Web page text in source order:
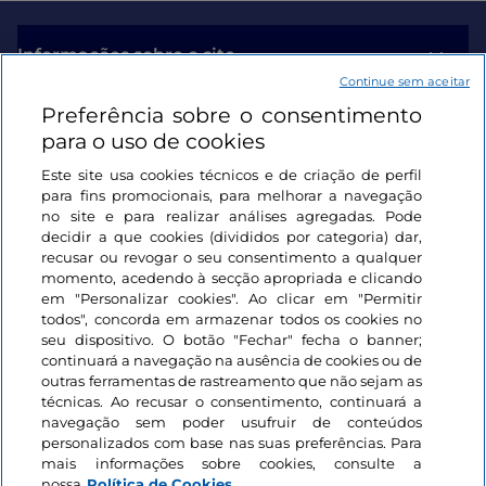
Informações sobre o site
Ligações úteis
Iniciar sessão
Mantenha-se em contacto
Preferência sobre o consentimento
para o uso de cookies
Este site usa cookies técnicos e de criação de perfil
para fins promocionais, para melhorar a navegação
no site e para realizar análises agregadas. Pode
decidir a que cookies (divididos por categoria) dar,
recusar ou revogar o seu consentimento a qualquer
momento, acedendo à secção apropriada e clicando
em "Personalizar cookies". Ao clicar em "Permitir
todos", concorda em armazenar todos os cookies no
seu dispositivo. O botão "Fechar" fecha o banner;
continuará a navegação na ausência de cookies ou de
outras ferramentas de rastreamento que não sejam as
técnicas. Ao recusar o consentimento, continuará a
navegação sem poder usufruir de conteúdos
personalizados com base nas suas preferências. Para
mais informações sobre cookies, consulte a
Continue sem aceitar